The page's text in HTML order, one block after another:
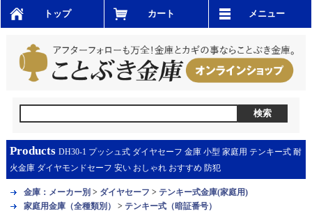
トップ カート メニュー
Products DH30-1 プッシュ式 ダイヤセーフ 金庫 小型 家庭用 テンキー式 耐
火金庫 ダイヤモンドセーフ 安い おしゃれ おすすめ 防犯
金庫：メーカー別 > ダイヤセーフ > テンキー式金庫(家庭用)
家庭用金庫（全種類別）
> テンキー式（暗証番号）